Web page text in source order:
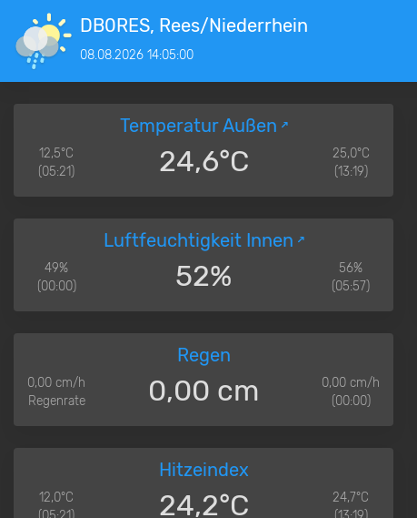
DB0RES, Rees/Niederrhein
08.08.2026 14:05:00
Temperatur Außen
12,5°C
(05:21)
24,6°C
25,0°C
(13:19)
Luftfeuchtigkeit Innen
49%
(00:00)
52%
56%
(05:57)
Regen
0,00 cm/h
Regenrate
0,00 cm
0,00 cm/h
(00:00)
Hitzeindex
12,0°C
24,2°C
24,7°C